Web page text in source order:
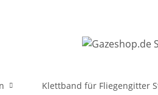
Klettband für Fliegengitter